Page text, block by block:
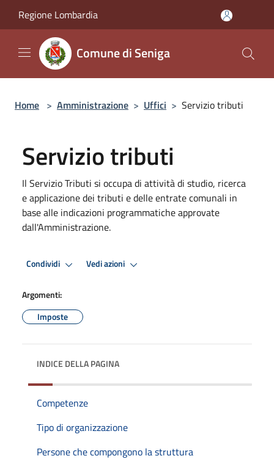
Regione Lombardia
Comune di Seniga
Home > Amministrazione > Uffici > Servizio tributi
Servizio tributi
Il Servizio Tributi si occupa di attività di studio, ricerca
e applicazione dei tributi e delle entrate comunali in
base alle indicazioni programmatiche approvate
dall'Amministrazione.
Condividi Vedi azioni
Argomenti:
Imposte
INDICE DELLA PAGINA
Competenze
Tipo di organizzazione
Persone che compongono la struttura